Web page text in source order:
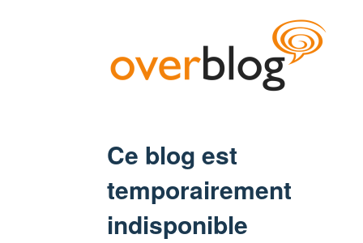
Ce blog est
temporairement
indisponible